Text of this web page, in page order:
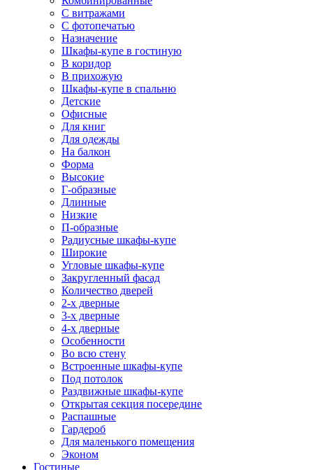
С витражами
С фотопечатью
Назначение
Шкафы-купе в гостиную
В коридор
В прихожую
Шкафы-купе в спальню
Детские
Офисные
Для книг
Для одежды
На балкон
Форма
Высокие
Г-образные
Длинные
Низкие
П-образные
Радиусные шкафы-купе
Широкие
Угловые шкафы-купе
Закругленный фасад
Количество дверей
2-х дверные
3-х дверные
4-х дверные
Особенности
Во всю стену
Встроенные шкафы-купе
Под потолок
Раздвижные шкафы-купе
Открытая секция посередине
Распашные
Гардероб
Для маленького помещения
Эконом
Гостиные